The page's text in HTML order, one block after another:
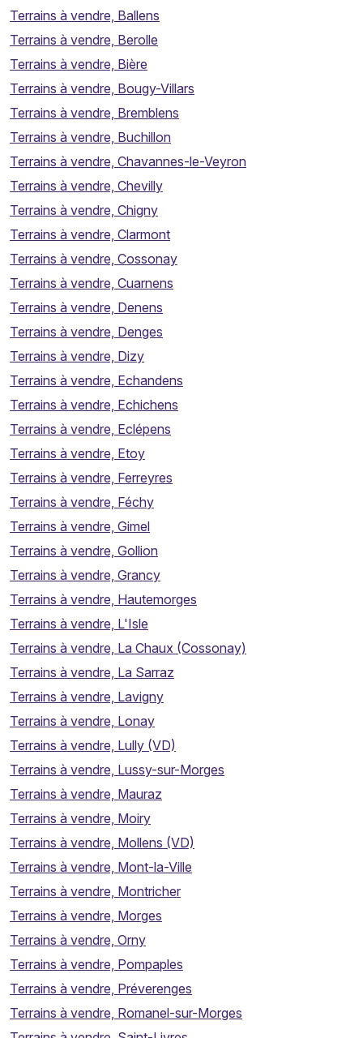
Terrains à vendre, Ballens
Terrains à vendre, Berolle
Terrains à vendre, Bière
Terrains à vendre, Bougy-Villars
Terrains à vendre, Bremblens
Terrains à vendre, Buchillon
Terrains à vendre, Chavannes-le-Veyron
Terrains à vendre, Chevilly
Terrains à vendre, Chigny
Terrains à vendre, Clarmont
Terrains à vendre, Cossonay
Terrains à vendre, Cuarnens
Terrains à vendre, Denens
Terrains à vendre, Denges
Terrains à vendre, Dizy
Terrains à vendre, Echandens
Terrains à vendre, Echichens
Terrains à vendre, Eclépens
Terrains à vendre, Etoy
Terrains à vendre, Ferreyres
Terrains à vendre, Féchy
Terrains à vendre, Gimel
Terrains à vendre, Gollion
Terrains à vendre, Grancy
Terrains à vendre, Hautemorges
Terrains à vendre, L'Isle
Terrains à vendre, La Chaux (Cossonay)
Terrains à vendre, La Sarraz
Terrains à vendre, Lavigny
Terrains à vendre, Lonay
Terrains à vendre, Lully (VD)
Terrains à vendre, Lussy-sur-Morges
Terrains à vendre, Mauraz
Terrains à vendre, Moiry
Terrains à vendre, Mollens (VD)
Terrains à vendre, Mont-la-Ville
Terrains à vendre, Montricher
Terrains à vendre, Morges
Terrains à vendre, Orny
Terrains à vendre, Pompaples
Terrains à vendre, Préverenges
Terrains à vendre, Romanel-sur-Morges